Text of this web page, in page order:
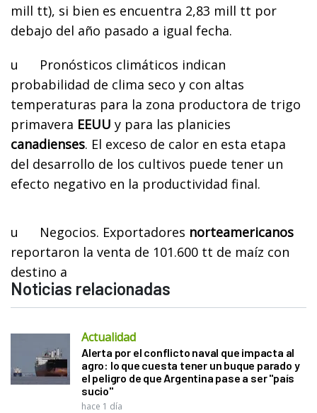
mill tt), si bien es encuentra 2,83 mill tt por
debajo del año pasado a igual fecha.
u
Pronósticos climáticos indican
probabilidad de clima seco y con altas
temperaturas para la zona productora de trigo
primavera EEUU y para las planicies
canadienses. El exceso de calor en esta etapa
del desarrollo de los cultivos puede tener un
efecto negativo en la productividad final.
u Negocios. Exportadores norteamericanos
reportaron la venta de 101.600 tt de maíz con
destino a
Noticias relacionadas
Actualidad
Alerta por el conflicto naval que impacta al
agro: lo que cuesta tener un buque parado y
el peligro de que Argentina pase a ser "país
sucio"
hace 1 día